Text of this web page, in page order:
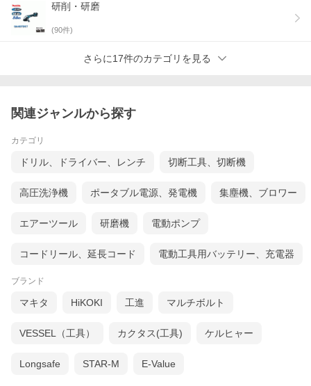
研削・研磨
(90件)
さらに17件のカテゴリを見る
関連ジャンルから探す
カテゴリ
ドリル、ドライバー、レンチ 切断工具、切断機
高圧洗浄機 ポータブル電源、発電機 集塵機、ブロワー
エアーツール 研磨機 電動ポンプ
コードリール、延長コード 電動工具用バッテリー、充電器
ブランド
マキタ HiKOKI 工進 マルチボルト
VESSEL（工具） カクタス(工具) ケルヒャー
Longsafe STAR-M E-Value